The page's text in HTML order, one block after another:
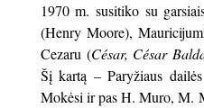
1970 m. susitiko su
(Henry Moore),
Cezaru (César, César
Šį kartą – Paryžiaus
Mokėsi ir pas H. Muro, M.